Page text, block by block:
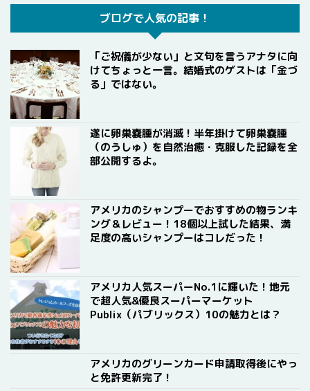
ブログで人気の記事！
「ご祝儀が少ない」と文句を言うアナタに向
けてちょっと一言。結婚式のゲストは「金づ
る」ではない。
遂に卵巣嚢腫が消滅！半年掛けて卵巣嚢腫
（のうしゅ）を自然治癒・克服した記録を全
部公開するよ。
アメリカのシャンプーでおすすめの物ランキ
ング＆レビュー！18個以上試した結果、満
足度の高いシャンプーはコレだった！
アメリカ人気スーパーNo.1に輝いた！地元
で超人気&優良スーパーマーケット
Publix（パブリックス）10の魅力とは？
アメリカのグリーンカード申請取得後にやっ
と免許更新完了！